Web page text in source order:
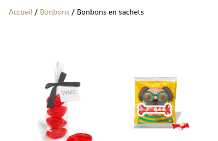
Accueil / Bonbons / Bonbons en sachets